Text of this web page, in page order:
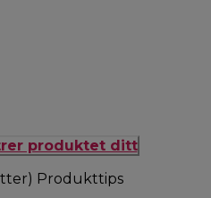
produktet ditt
Produkttips